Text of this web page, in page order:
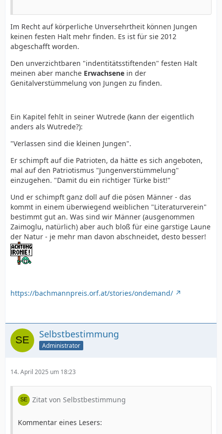
Im Recht auf körperliche Unversehrtheit können Jungen
keinen festen Halt mehr finden. Es ist für sie 2012
abgeschafft worden.
Den unverzichtbaren "indentitätsstiftenden" festen Halt
meinen aber manche Erwachsene in der
Genitalverstümmelung von Jungen zu finden.
Ein Kapitel fehlt in seiner Wutrede (kann der eigentlich
anders als Wutrede?):
"Verlassen sind die kleinen Jungen".
Er schimpft auf die Patrioten, da hätte es sich angeboten,
mal auf den Patriotismus "Jungenverstümmelung"
einzugehen. "Damit du ein richtiger Türke bist!"
Und er schimpft ganz doll auf die pösen Männer - das
kommt in einem überwiegend weiblichen "Literaturverein"
bestimmt gut an. Was sind wir Männer (ausgenommen
Zaimoglu, natürlich) aber auch bloß für eine garstige Laune
der Natur - je mehr man davon abschneidet, desto besser!
https://bachmannpreis.orf.at/stories/ondemand/
Selbstbestimmung
Administrator
14. April 2025 um 18:23
Zitat von Selbstbestimmung
Kommentar eines Lesers: